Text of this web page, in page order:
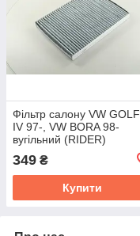
Фільтр салону VW GOLF
IV 97-, VW BORA 98-
вугільний (RIDER)
349 ₴
Купити